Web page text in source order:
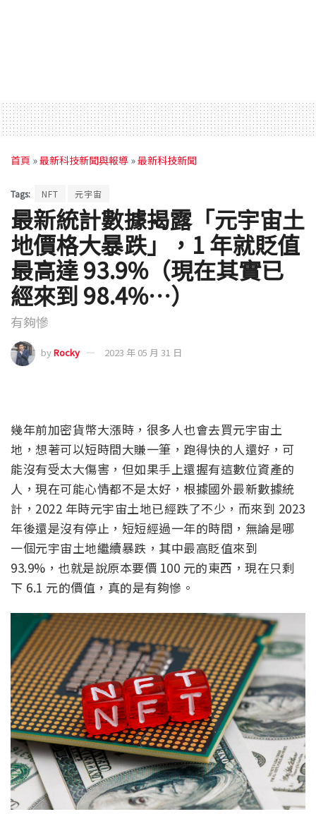
首頁 »最新科技新聞與報導 »最新科技新聞
Tags: NFT 元宇宙
最新統計數據揭露「元宇宙土
地價格大暴跌」，1 年就貶值
最高達 93.9%（現在其實已
經來到 98.4%…）
有夠慘
byRocky 2023 年 05 月 31 日
幾年前加密貨幣大漲時，很多人也會去買元宇宙土
地，想著可以短時間大賺一筆，跑得快的人還好，可
能沒有受太大傷害，但如果手上還握有這數位資產的
人，現在可能心情都不是太好，根據國外最新數據統
計，2022 年時元宇宙土地已經跌了不少，而來到 2023
年後還是沒有停止，短短經過一年的時間，無論是哪
一個元宇宙土地繼續暴跌，其中最高貶值來到
93.9%，也就是說原本要價 100 元的東西，現在只剩
下 6.1 元的價值，真的是有夠慘。